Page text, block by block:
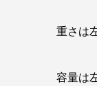
重さは
容量は